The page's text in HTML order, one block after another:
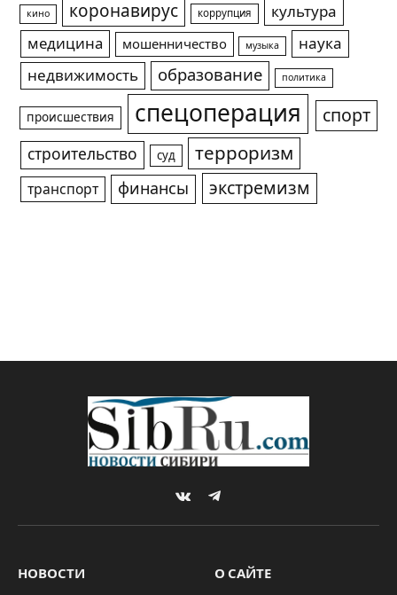
кино коронавирус коррупция
культура
медицина
мошенничество музыка
наука
недвижимость
образование политика
происшествия спецоперация спорт
строительство суд терроризм
транспорт финансы экстремизм
VKontakteTelegram
НОВОСТИ О САЙТЕ